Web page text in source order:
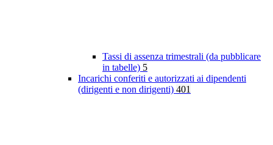
Tassi di assenza trimestrali (da pubblicare
in tabelle) 5
Incarichi conferiti e autorizzati ai dipendenti
(dirigenti e non dirigenti) 401